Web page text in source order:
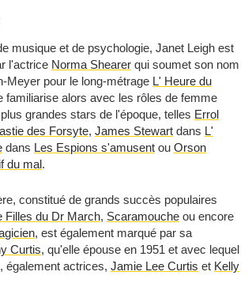
musique et de psychologie, Janet Leigh est
l'actrice Norma Shearer qui soumet son nom
Meyer pour le long-métrage L' Heure du
familiarise alors avec les rôles de femme
grandes stars de l'époque, telles Errol
des Forsyte, James Stewart dans L'
dans Les Espions s'amusent ou Orson
du mal.
constitué de grands succès populaires
Filles du Dr March, Scaramouche ou encore
, est également marqué par sa
Curtis, qu'elle épouse en 1951 et avec lequel
également actrices, Jamie Lee Curtis et Kelly